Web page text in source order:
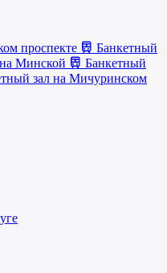
проспекте
Банкетный
Минской
Банкетный
зал на Мичуринском